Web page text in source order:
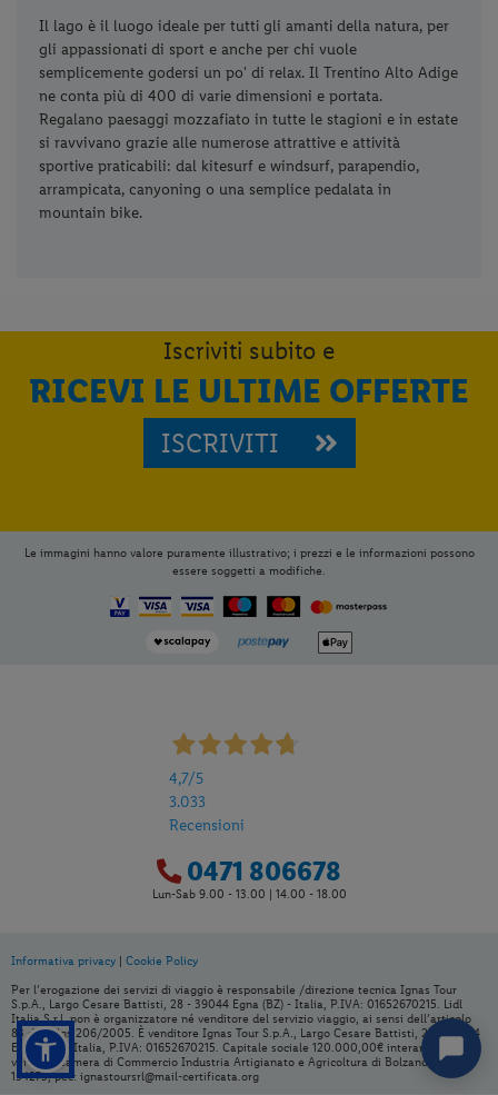
Il lago è il luogo ideale per tutti gli amanti della natura, per
gli appassionati di sport e anche per chi vuole
semplicemente godersi un po' di relax. Il Trentino Alto Adige
ne conta più di 400 di varie dimensioni e portata.
Regalano paesaggi mozzafiato in tutte le stagioni e in estate
si ravvivano grazie alle numerose attrattive e attività
sportive praticabili: dal kitesurf e windsurf, parapendio,
arrampicata, canyoning o una semplice pedalata in
mountain bike.
Iscriviti subito e
RICEVI LE ULTIME OFFERTE
ISCRIVITI
Le immagini hanno valore puramente illustrativo; i prezzi e le informazioni possono
essere soggetti a modifiche.
4,7/5
3.033
Recensioni
0471 806678
Lun-Sab 9.00 - 13.00 | 14.00 - 18.00
Informativa privacy | Cookie Policy
Per l’erogazione dei servizi di viaggio è responsabile /direzione tecnica Ignas Tour
S.p.A., Largo Cesare Battisti, 28 - 39044 Egna (BZ) - Italia, P.IVA: 01652670215. Lidl
Italia S.r.l. non è organizzatore né venditore del servizio viaggio, ai sensi dell’articolo
83 del Dlgs 206/2005. È venditore Ignas Tour S.p.A., Largo Cesare Battisti, 28 - 39044
Egna (BZ) - Italia, P.IVA: 01652670215. Capitale sociale 120.000,00€ interamente
versato, Camera di Commercio Industria Artigianato e Agricoltura di Bolzano, BZ-
154275, pec: ignastoursrl@mail-certificata.org
Home, apri il menu opzioni evidenziato
dall' icona
e selezionaInstalla
applicazione